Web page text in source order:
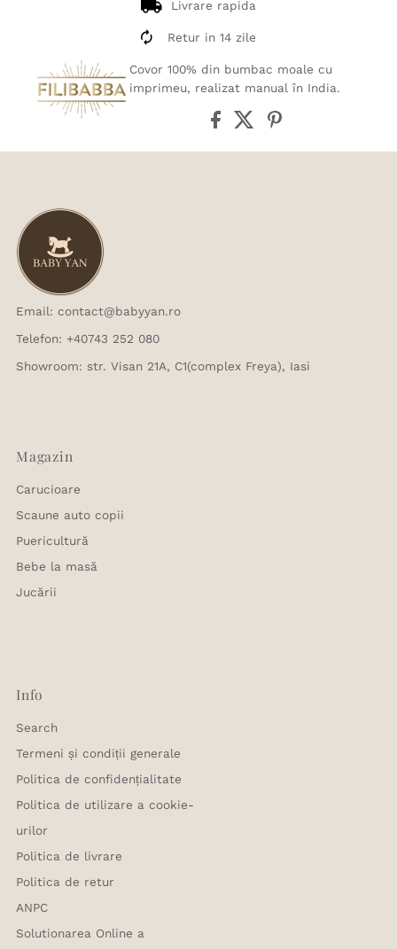
Livrare rapida
Retur in 14 zile
Covor 100% din bumbac moale cu
imprimeu, realizat manual în India.
Email: contact@babyyan.ro
Telefon: +40743 252 080
Showroom: str. Visan 21A, C1(complex Freya), Iasi
Magazin
Carucioare
Scaune auto copii
Puericultură
Bebe la masă
Jucării
Info
Search
Termeni și condiții generale
Politica de confidențialitate
Politica de utilizare a cookie-
urilor
Politica de livrare
Politica de retur
ANPC
Solutionarea Online a